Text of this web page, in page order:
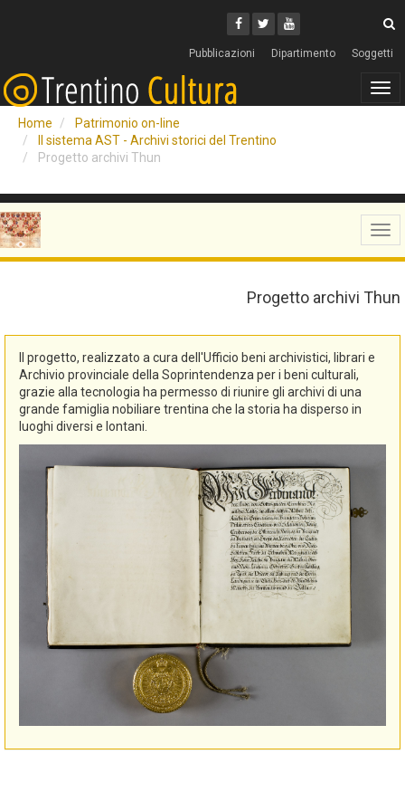
Facebook
Twitter
Youtube
Pubblicazioni Dipartimento Soggetti
Home
Patrimonio on-line
Il sistema AST - Archivi storici del Trentino
Progetto archivi Thun
Progetto archivi Thun
Il progetto, realizzato a cura dell'Ufficio beni archivistici, librari e
Archivio provinciale della Soprintendenza per i beni culturali,
grazie alla tecnologia ha permesso di riunire gli archivi di una
grande famiglia nobiliare trentina che la storia ha disperso in
luoghi diversi e lontani.